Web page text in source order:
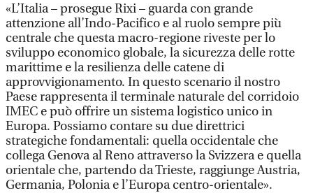
«L’Italia – prosegue Rixi – guarda con grande
attenzione all’Indo-Pacifico e al ruolo sempre più
centrale che questa macro-regione riveste per lo
sviluppo economico globale, la sicurezza delle rotte
marittime e la resilienza delle catene di
approvvigionamento. In questo scenario il nostro
Paese rappresenta il terminale naturale del corridoio
IMEC e può offrire un sistema logistico unico in
Europa. Possiamo contare su due direttrici
strategiche fondamentali: quella occidentale che
collega Genova al Reno attraverso la Svizzera e quella
orientale che, partendo da Trieste, raggiunge Austria,
Germania, Polonia e l’Europa centro-orientale».